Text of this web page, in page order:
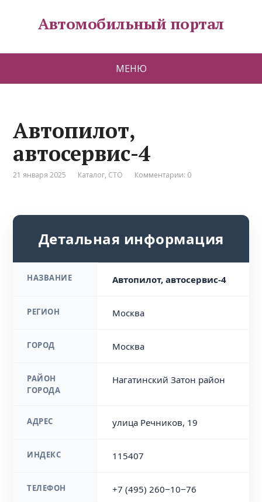
Автомобильный портал
МЕНЮ
Автопилот,
автосервис-4
21 января 2025 Каталог, СТО Комментарии: 0
Детальная информация
НАЗВАНИЕ Автопилот, автосервис-4
РЕГИОН Москва
ГОРОД Москва
РАЙОН
ГОРОДА
Нагатинский Затон район
АДРЕС улица Речников, 19
ИНДЕКС 115407
ТЕЛЕФОН +7 (495) 260‒10‒76